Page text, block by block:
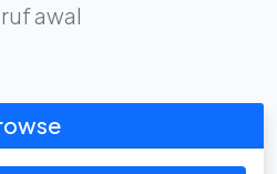
awal